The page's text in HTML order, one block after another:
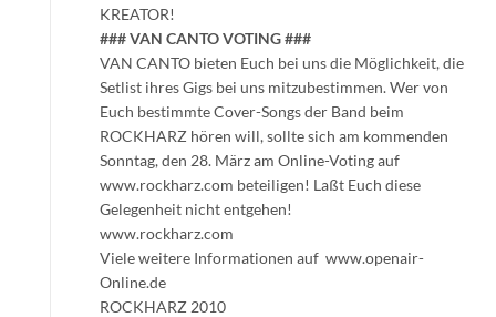
KREATOR!
### VAN CANTO VOTING ###
VAN CANTO bieten Euch bei uns die Möglichkeit, die
Setlist ihres Gigs bei uns mitzubestimmen. Wer von
Euch bestimmte Cover-Songs der Band beim
ROCKHARZ hören will, sollte sich am kommenden
Sonntag, den 28. März am Online-Voting auf
www.rockharz.com beteiligen! Laßt Euch diese
Gelegenheit nicht entgehen!
www.rockharz.com
Viele weitere Informationen auf www.openair-
Online.de
ROCKHARZ 2010